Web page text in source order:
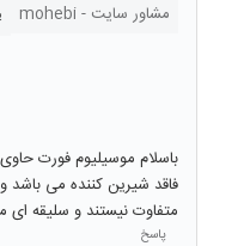
مشاور سایت - mohebi
باسلام موسیلیوم فورت
فاقد شیرین کننده می
متفاوت نیستند و سلیقه ای
پاسخ